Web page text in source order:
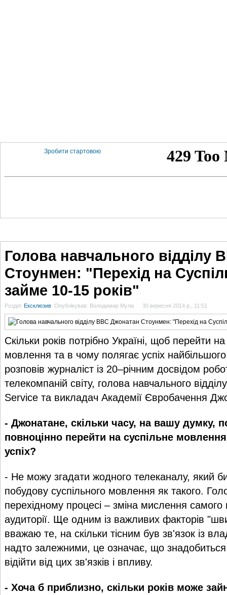
Зробити стартовою
Голова навчального відділу
Стоунмен: "Перехід на
займе 10-15 років"
Розділ: Ексклюзив Опублікував: Володимир Мула 30 вересня 2014 р., 11:51
Скільки років потрібно Україні, щоб перейти
мовлення та в чому полягає успіх
розповів журналіст із 20–річним досвідом
телекомпаній світу, голова навчального
Service та викладач Академії Євробачення
- Джонатане, скільки часу, на вашу думку,
повноцінно перейти на суспільне
успіх?
- Не можу згадати жодного телеканалу, який
побудову суспільного мовлення як такого.
перехідному процесі – зміна мислення самого
аудиторії. Ще одним із важливих факторів
вважаю те, на скільки тісним був зв'язок із
надто залежними, це означає, що
відійти від цих зв'язків і впливу.
- Хоча б приблизно, скільки років може